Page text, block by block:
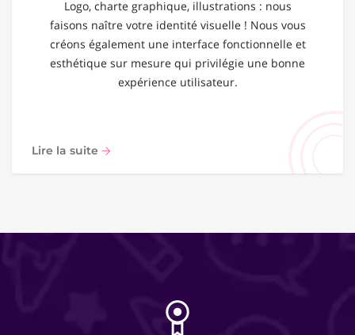
Logo, charte graphique, illustrations : nous
faisons naître votre identité visuelle ! Nous vous
créons également une interface fonctionnelle et
esthétique sur mesure qui privilégie une bonne
expérience utilisateur.
Lire la suite